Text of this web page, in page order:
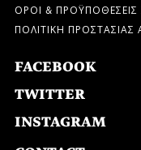
ΟΡΟΙ &
ΠΟΛΙΤΙΚΗ
FACEBOOK
TWITTER
INSTAGRAM